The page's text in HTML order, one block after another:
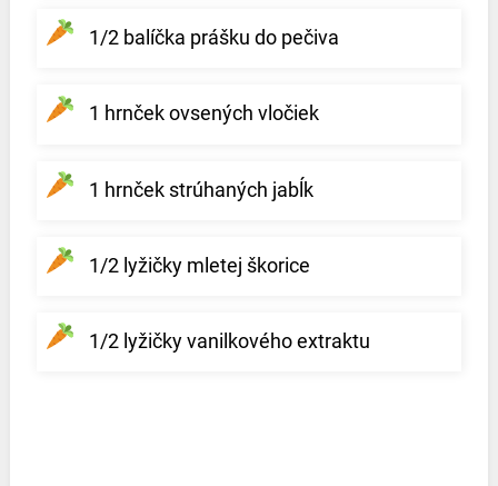
1/2 balíčka prášku do pečiva
1 hrnček ovsených vločiek
1 hrnček strúhaných jabĺk
1/2 lyžičky mletej škorice
1/2 lyžičky vanilkového extraktu